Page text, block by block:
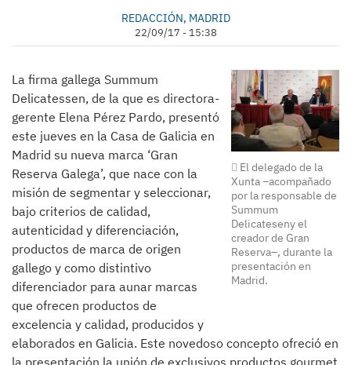
REDACCIÓN, MADRID
22/09/17 - 15:38
El delegado de la
Xunta –acompañado
por la responsable de
Summum
Delicateseny el
creador de Gran
Reserva–, durante la
presentación en
Madrid.
La firma gallega Summum
Delicatessen, de la que es directora-
gerente Elena Pérez Pardo, presentó
este jueves en la Casa de Galicia en
Madrid su nueva marca ‘Gran
Reserva Galega’, que nace con la
misión de segmentar y seleccionar,
bajo criterios de calidad,
autenticidad y diferenciación,
productos de marca de origen
gallego y como distintivo
diferenciador para aunar marcas
que ofrecen productos de
excelencia y calidad, producidos y
elaborados en Galicia. Este novedoso concepto ofreció en
la presentación la unión de exclusivos productos gourmet